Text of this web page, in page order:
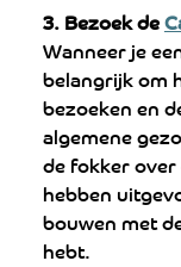
3. Bezoek de
Wanneer je
belangrijk om
bezoeken en
algemene
de fokker
hebben
bouwen met
hebt.